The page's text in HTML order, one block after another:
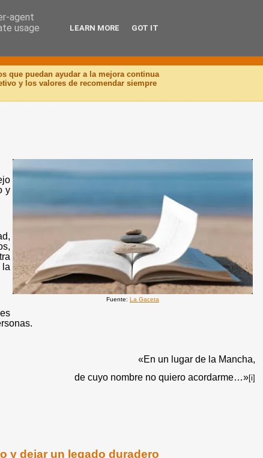
que puedan ayudar a la mejora continua
y los valores de recomendar siempre
Fuente: La Gaceta
y
«En un lugar de la Mancha,
de cuyo nombre no quiero acordarme…»[i]
y dejar un legado duradero
agent
usage
LEARN MORE GOT IT